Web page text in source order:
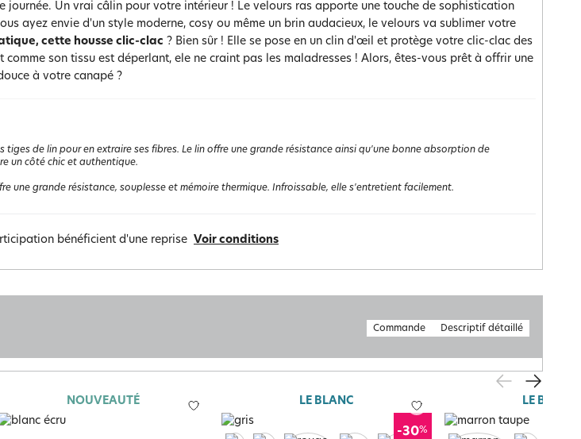
journée. Un vrai câlin pour votre intérieur ! Le velours ras apporte une touche de sophistication
ayez envie d'un style moderne, cosy ou même un brin audacieux, le velours va sublimer votre
cette housse clic-clac ? Bien sûr ! Elle se pose en un clin d'œil et protège votre clic-clac des
son tissu est déperlant, ele ne craint pas les maladresses ! Alors, êtes-vous prêt à offrir une
à votre canapé ?
de lin pour en extraire ses fibres. Le lin offre une grande résistance ainsi qu'une bonne absorption de
un côté chic et authentique.
une grande résistance, souplesse et mémoire thermique. Infroissable, elle s'entretient facilement.
bénéficient d'une reprise Voir conditions
Commande Descriptif détaillé
NOUVEAUTÉ LE BLANC
-30%
LE BLANC